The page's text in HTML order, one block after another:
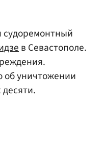
судоремонтный
в Севастополе.
об уничтожении